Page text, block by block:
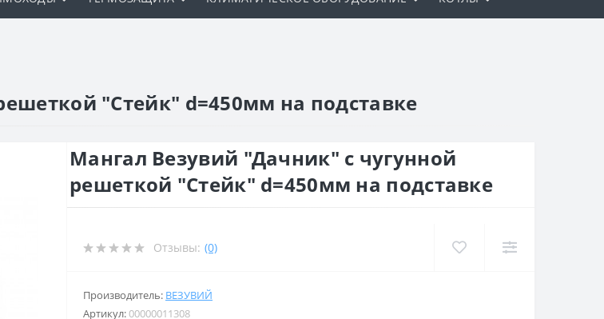
"Стейк" d=450мм на подставке
Мангал Везувий "Дачник" с чугунной
решеткой "Стейк" d=450мм на подставке
Отзывы: (0)
Производитель: ВЕЗУВИЙ
Артикул:00000011308